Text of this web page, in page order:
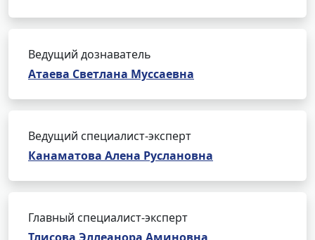
Ведущий дознаватель
Атаева Светлана Муссаевна
Ведущий специалист-эксперт
Канаматова Алена Руслановна
Главный специалист-эксперт